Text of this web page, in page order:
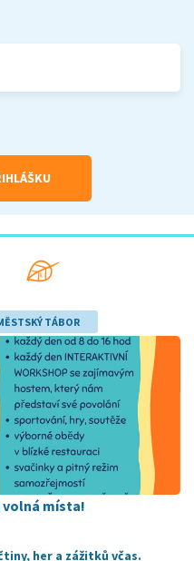
TÁBOR
volná místa!
her a zážitků včas.